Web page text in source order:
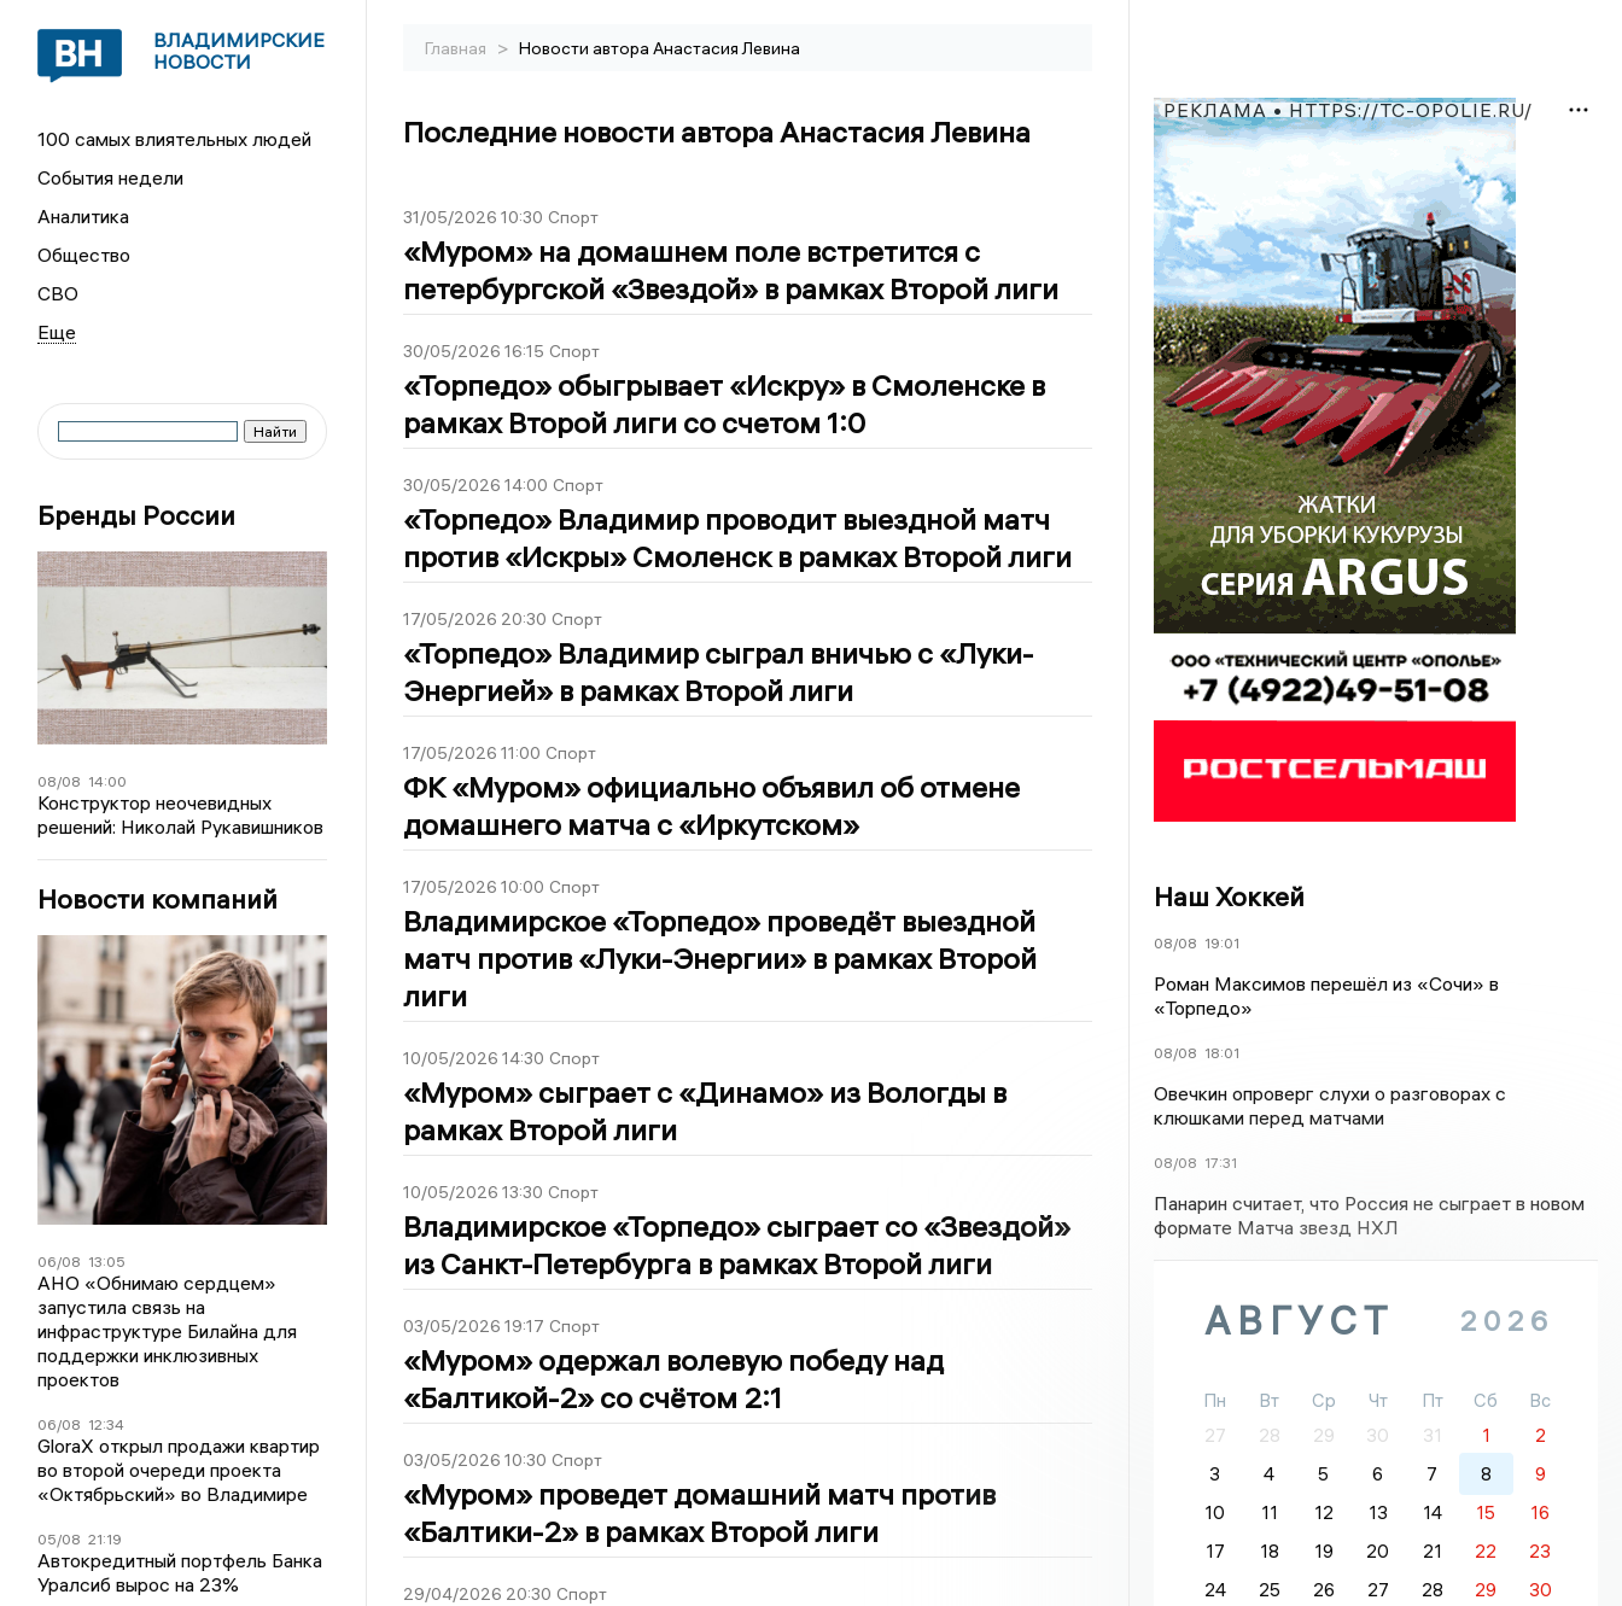
ВЛАДИМИРСКИЕ
НОВОСТИ
100 самых влиятельных людей
События недели
Аналитика
Общество
СВО
Бренды России
08/08 14:00
Конструктор неочевидных
решений: Николай Рукавишников
Новости компаний
06/08 13:05
АНО «Обнимаю сердцем»
запустила связь на
инфраструктуре Билайна для
поддержки инклюзивных
проектов
06/08 12:34
GloraX открыл продажи квартир
во второй очереди проекта
«Октябрьский» во Владимире
05/08 21:19
Автокредитный портфель Банка
Уралсиб вырос на 23%
Главная > Новости автора Анастасия Левина
Последние новости автора Анастасия Левина
31/05/2026 10:30 Спорт
«Муром» на домашнем поле встретится с
петербургской «Звездой» в рамках Второй лиги
30/05/2026 16:15 Спорт
«Торпедо» обыгрывает «Искру» в Смоленске в
рамках Второй лиги со счетом 1:0
30/05/2026 14:00 Спорт
«Торпедо» Владимир проводит выездной матч
против «Искры» Смоленск в рамках Второй лиги
17/05/2026 20:30 Спорт
«Торпедо» Владимир сыграл вничью с «Луки-
Энергией» в рамках Второй лиги
17/05/2026 11:00 Спорт
ФК «Муром» официально объявил об отмене
домашнего матча с «Иркутском»
17/05/2026 10:00 Спорт
Владимирское «Торпедо» проведёт выездной
матч против «Луки-Энергии» в рамках Второй
лиги
10/05/2026 14:30 Спорт
«Муром» сыграет с «Динамо» из Вологды в
рамках Второй лиги
10/05/2026 13:30 Спорт
Владимирское «Торпедо» сыграет со «Звездой»
из Санкт-Петербурга в рамках Второй лиги
03/05/2026 19:17 Спорт
«Муром» одержал волевую победу над
«Балтикой-2» со счётом 2:1
03/05/2026 10:30 Спорт
«Муром» проведет домашний матч против
«Балтики-2» в рамках Второй лиги
29/04/2026 20:30 Спорт
РЕКЛАМА • HTTPS://TC-OPOLIE.RU/
Наш Хоккей
08/08 19:01
Роман Максимов перешёл из «Сочи» в
«Торпедо»
08/08 18:01
Овечкин опроверг слухи о разговорах с
клюшками перед матчами
08/08 17:31
Панарин считает, что Россия не сыграет в новом
формате Матча звезд НХЛ
АВГУСТ 2026
Пн Вт Ср Чт Пт Сб
Вс
27
28 29 30 31 1
2
3
4 5 6 7 8
9
10
11 12 13 14 15
16
17
18 19 20 21 22
23
24
25 26 27 28 29
30